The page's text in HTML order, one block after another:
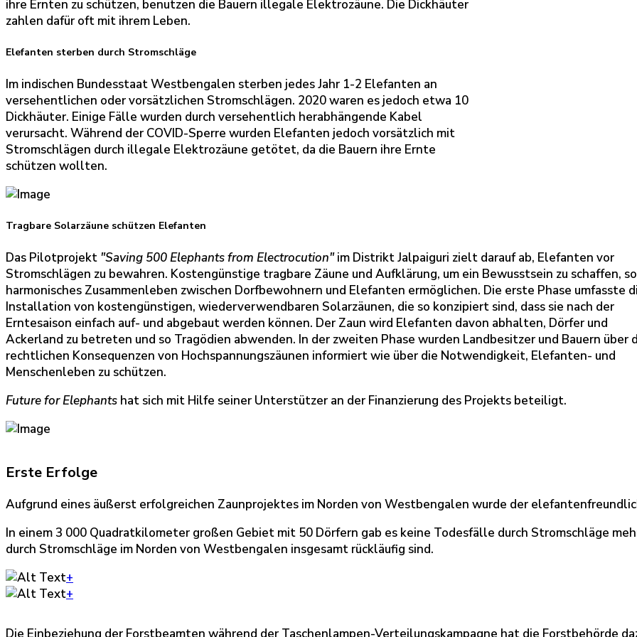
ihre Ernten zu schützen, benutzen die Bauern illegale Elektrozäune. Die Dickhäuter
zahlen dafür oft mit ihrem Leben.
Elefanten sterben durch Stromschläge
Im indischen Bundesstaat Westbengalen sterben jedes Jahr 1-2 Elefanten an
versehentlichen oder vorsätzlichen Stromschlägen. 2020 waren es jedoch etwa 10
Dickhäuter. Einige Fälle wurden durch versehentlich herabhängende Kabel
verursacht. Während der COVID-Sperre wurden Elefanten jedoch vorsätzlich mit
Stromschlägen durch illegale Elektrozäune getötet, da die Bauern ihre Ernte
schützen wollten.
Tragbare Solarzäune schützen Elefanten
Das Pilotprojekt "Saving 500 Elephants from Electrocution"im Distrikt Jalpaiguri zielt darauf ab, Elefanten vor
Stromschlägen zu bewahren. Kostengünstige tragbare Zäune und Aufklärung, um ein Bewusstsein zu schaffen,
harmonisches Zusammenleben zwischen Dorfbewohnern und Elefanten ermöglichen. Die erste Phase umfasste
Installation von kostengünstigen, wiederverwendbaren Solarzäunen, die so konzipiert sind, dass sie nach der
Erntesaison einfach auf- und abgebaut werden können. Der Zaun wird Elefanten davon abhalten, Dörfer und
Ackerland zu betreten und so Tragödien abwenden. In der zweiten Phase wurden Landbesitzer und Bauern über
rechtlichen Konsequenzen von Hochspannungszäunen informiert wie über die Notwendigkeit, Elefanten- und
Menschenleben zu schützen.
Future for Elephants hat sich mit Hilfe seiner Unterstützer an der Finanzierung des Projekts beteiligt.
Erste Erfolge
Aufgrund eines äußerst erfolgreichen Zaunprojektes im Norden von Westbengalen wurde der
In einem 3 000 Quadratkilometer großen Gebiet mit 50 Dörfern gab es keine Todesfälle durch Stromschläge
durch Stromschläge im Norden von Westbengalen insgesamt rückläufig sind.
+
+
Die Einbeziehung der Forstbeamten während der Taschenlampen-Verteilungskampagne hat die Forstbehörde